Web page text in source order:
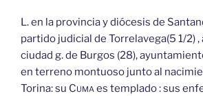
L. en la provincia y diócesis de
partido judicial de Torrelavega(5 1/2)
ciudad g. de Burgos (28),
en terreno montuoso junto al
Torina: su Cumaes templado : sus